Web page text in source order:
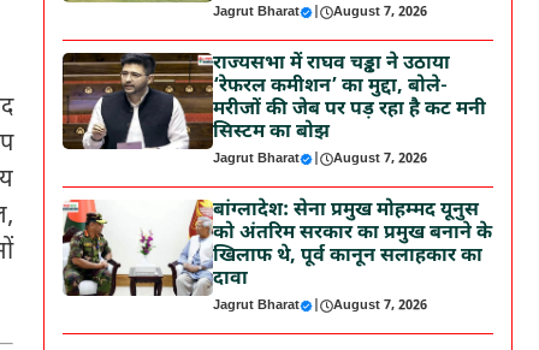
Jagrut Bharat | August 7, 2026
राज्यसभा में राघव चड्ढा ने उठाया
‘रेफरल कमीशन’ का मुद्दा, बोले-
मरीजों की जेब पर पड़ रहा है कट मनी
सिस्टम का बोझ
Jagrut Bharat | August 7, 2026
बांग्लादेश: सेना प्रमुख मोहम्मद यूनुस
को अंतरिम सरकार का प्रमुख बनाने के
खिलाफ थे, पूर्व कानून सलाहकार का
दावा
Jagrut Bharat | August 7, 2026